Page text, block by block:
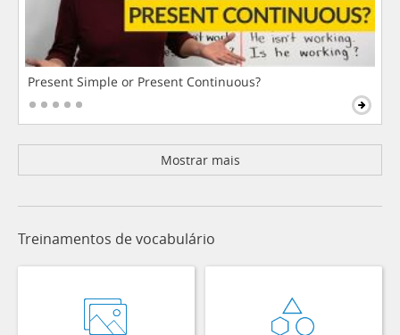
Present Simple or Present Continuous?
Mostrar mais
Treinamentos de vocabulário